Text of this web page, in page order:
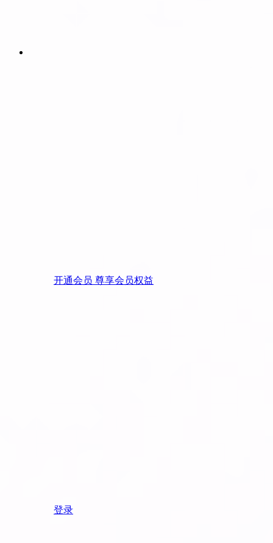
开通会员 尊享会员权益
登录